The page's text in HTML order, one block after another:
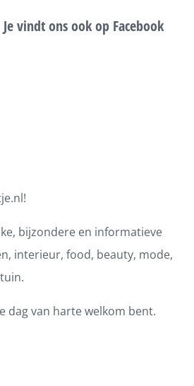
Je vindt ons ook op Facebook
bijzondere en informatieve
interieur, food, beauty, mode,
dag van harte welkom bent.